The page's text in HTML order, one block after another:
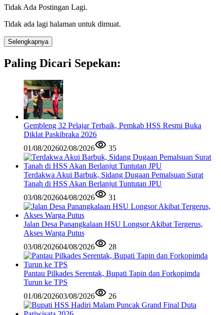
Tidak Ada Postingan Lagi.
Tidak ada lagi halaman untuk dimuat.
Selengkapnya
Paling Dicari Sepekan:
Gembleng 32 Pelajar Terbaik, Pemkab HSS Resmi Buka
Diklat Paskibraka 2026
01/08/202602/08/2026 35
Terdakwa Akui Barbuk, Sidang Dugaan Pemalsuan Surat
Tanah di HSS Akan Berlanjut Tuntutan JPU
03/08/202604/08/2026 31
Jalan Desa Panangkalaan HSU Longsor Akibat Tergerus,
Akses Warga Putus
03/08/202604/08/2026 28
Pantau Pilkades Serentak, Bupati Tapin dan Forkopimda
Turun ke TPS
01/08/202603/08/2026 26